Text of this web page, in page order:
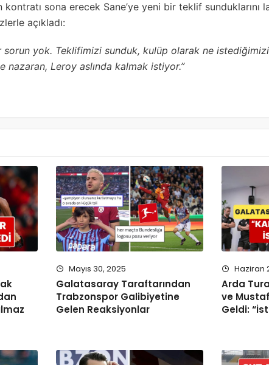
kontratı sona erecek Sane’ye yeni bir teklif sunduklarını
açıkladı:
sorun yok. Teklifimizi sunduk, kulüp olarak ne
nazaran, Leroy aslında kalmak istiyor.”
Mayıs 30, 2025
Galatasaray Taraftarından
Trabzonspor Galibiyetine
Gelen Reaksiyonlar
Haziran
Arda
ve
Geldi: